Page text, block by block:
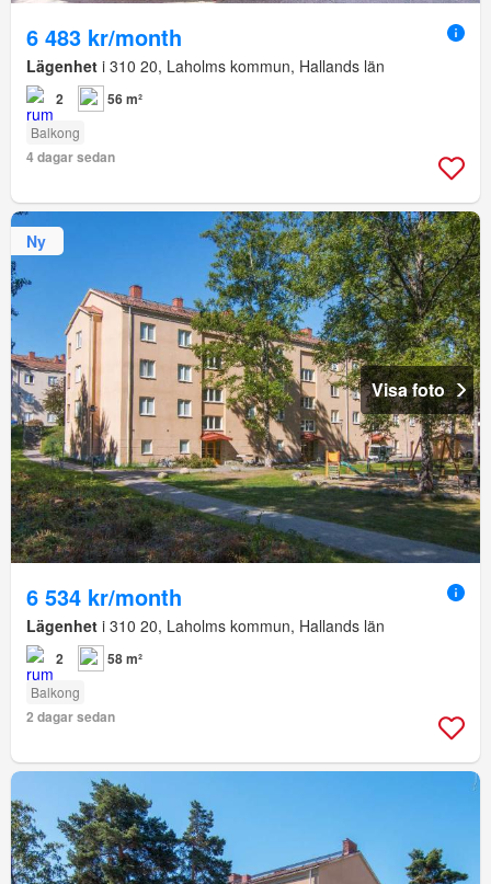
6 483 kr/month
Lägenhet i 310 20, Laholms kommun, Hallands län
2 56 m²
Balkong
4 dagar sedan
Ny
Visa foto
6 534 kr/month
Lägenhet i 310 20, Laholms kommun, Hallands län
2 58 m²
Balkong
2 dagar sedan